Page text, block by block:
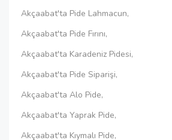
Akçaabat'ta Pide Lahmacun,
Akçaabat'ta Pide Fırını,
Akçaabat'ta Karadeniz Pidesi,
Akçaabat'ta Pide Siparişi,
Akçaabat'ta Alo Pide,
Akçaabat'ta Yaprak Pide,
Akçaabat'ta Kıymalı Pide,